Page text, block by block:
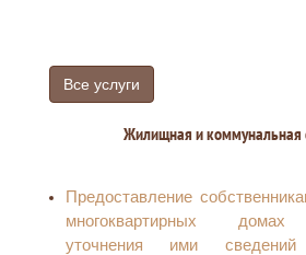
Все услуги
Жилищная и коммунальная
Предоставление
многоквартирных домах
уточнения ими